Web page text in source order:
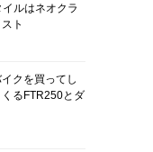
ルはネオクラ
ト
クを買ってし
るFTR250とダ